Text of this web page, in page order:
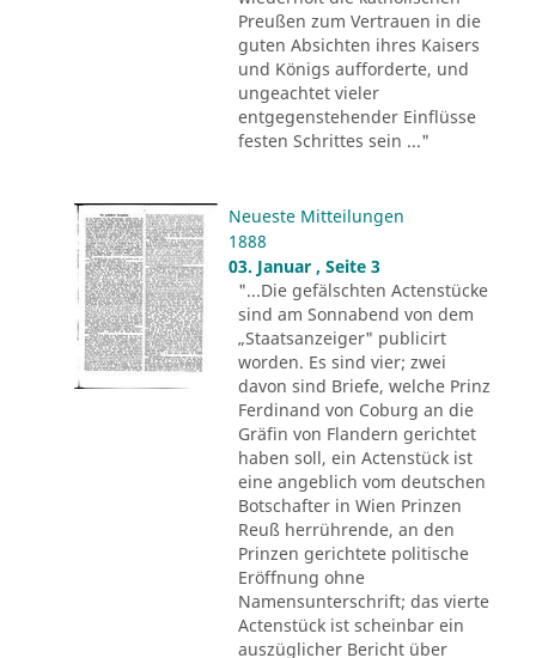
Preußen zum Vertrauen in die
guten Absichten ihres Kaisers
und Königs aufforderte, und
ungeachtet vieler
entgegenstehender Einflüsse
festen Schrittes sein ..."
Neueste Mitteilungen
1888
03. Januar , Seite 3
"...Die gefälschten Actenstücke
sind am Sonnabend von dem
„Staatsanzeiger" publicirt
worden. Es sind vier; zwei
davon sind Briefe, welche Prinz
Ferdinand von Coburg an die
Gräfin von Flandern gerichtet
haben soll, ein Actenstück ist
eine angeblich vom deutschen
Botschafter in Wien Prinzen
Reuß herrührende, an den
Prinzen gerichtete politische
Eröffnung ohne
Namensunterschrift; das vierte
Actenstück ist scheinbar ein
auszüglicher Bericht über